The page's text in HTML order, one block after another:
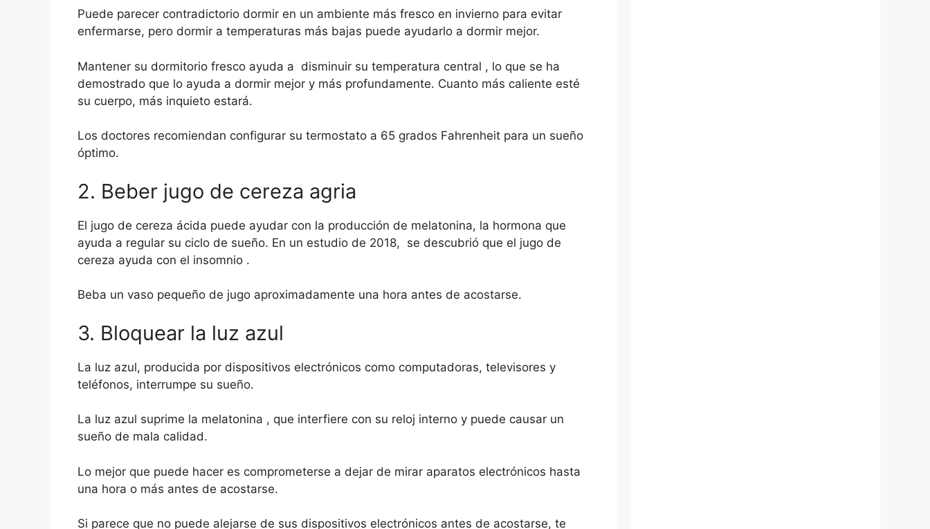
Puede parecer contradictorio dormir en un ambiente más fresco en invierno para evitar
enfermarse, pero dormir a temperaturas más bajas puede ayudarlo a dormir mejor.
Mantener su dormitorio fresco ayuda a disminuir su temperatura central , lo que se ha
demostrado que lo ayuda a dormir mejor y más profundamente. Cuanto más caliente esté
su cuerpo, más inquieto estará.
Los doctores recomiendan configurar su termostato a 65 grados Fahrenheit para un sueño
óptimo.
2. Beber jugo de cereza agria
El jugo de cereza ácida puede ayudar con la producción de melatonina, la hormona que
ayuda a regular su ciclo de sueño. En un estudio de 2018, se descubrió que el jugo de
cereza ayuda con el insomnio .
Beba un vaso pequeño de jugo aproximadamente una hora antes de acostarse.
3. Bloquear la luz azul
La luz azul, producida por dispositivos electrónicos como computadoras, televisores y
teléfonos, interrumpe su sueño.
La luz azul suprime la melatonina , que interfiere con su reloj interno y puede causar un
sueño de mala calidad.
Lo mejor que puede hacer es comprometerse a dejar de mirar aparatos electrónicos hasta
una hora o más antes de acostarse.
Si parece que no puede alejarse de sus dispositivos electrónicos antes de acostarse, te